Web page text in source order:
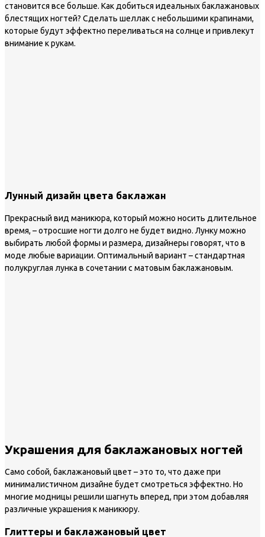
становится все больше. Как добиться идеальных баклажановых
блестящих ногтей? Сделать шеллак с небольшими крапинами,
которые будут эффектно переливаться на солнце и привлекут
внимание к рукам.
Лунный дизайн цвета баклажан
Прекрасный вид маникюра, который можно носить длительное
время, – отросшие ногти долго не будет видно. Лунку можно
выбирать любой формы и размера, дизайнеры говорят, что в
моде любые вариации. Оптимальный вариант – стандартная
полукруглая лунка в сочетании с матовым баклажановым.
Украшения для баклажановых ногтей
Само собой, баклажановый цвет – это то, что даже при
минималистичном дизайне будет смотреться эффектно. Но
многие модницы решили шагнуть вперед, при этом добавляя
различные украшения к маникюру.
Глиттеры и баклажановый цвет